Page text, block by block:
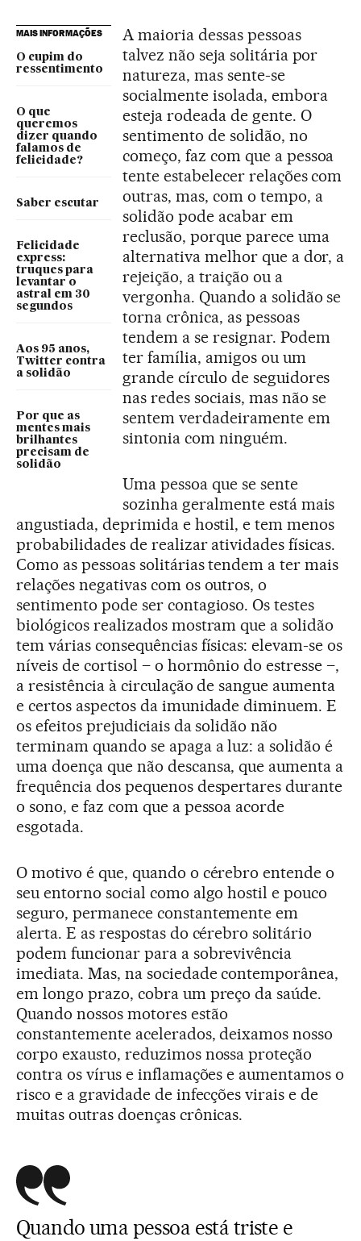
MAIS INFORMAÇÕES
O cupim do
ressentimento
O que
queremos
dizer quando
falamos de
felicidade?
Saber escutar
Felicidade
express:
truques para
levantar o
astral em 30
segundos
Aos 95 anos,
Twitter contra
a solidão
Por que as
mentes mais
brilhantes
precisam de
solidão
A maioria dessas pessoas
talvez não seja solitária por
natureza, mas sente-se
socialmente isolada, embora
esteja rodeada de gente. O
sentimento de solidão, no
começo, faz com que a pessoa
tente estabelecer relações com
outras, mas, com o tempo, a
solidão pode acabar em
reclusão, porque parece uma
alternativa melhor que a dor, a
rejeição, a traição ou a
vergonha. Quando a solidão se
torna crônica, as pessoas
tendem a se resignar. Podem
ter família, amigos ou um
grande círculo de seguidores
nas redes sociais, mas não se
sentem verdadeiramente em
sintonia com ninguém.
Uma pessoa que se sente
sozinha geralmente está mais
angustiada, deprimida e hostil, e tem menos
probabilidades de realizar atividades físicas.
Como as pessoas solitárias tendem a ter mais
relações negativas com os outros, o
sentimento pode ser contagioso. Os testes
biológicos realizados mostram que a solidão
tem várias consequências físicas: elevam-se os
níveis de cortisol – o hormônio do estresse –,
a resistência à circulação de sangue aumenta
e certos aspectos da imunidade diminuem. E
os efeitos prejudiciais da solidão não
terminam quando se apaga a luz: a solidão é
uma doença que não descansa, que aumenta a
frequência dos pequenos despertares durante
o sono, e faz com que a pessoa acorde
esgotada.
O motivo é que, quando o cérebro entende o
seu entorno social como algo hostil e pouco
seguro, permanece constantemente em
alerta. E as respostas do cérebro solitário
podem funcionar para a sobrevivência
imediata. Mas, na sociedade contemporânea,
em longo prazo, cobra um preço da saúde.
Quando nossos motores estão
constantemente acelerados, deixamos nosso
corpo exausto, reduzimos nossa proteção
contra os vírus e inflamações e aumentamos o
risco e a gravidade de infecções virais e de
muitas outras doenças crônicas.
Quando uma pessoa está triste e